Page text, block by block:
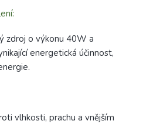
zdroj o výkonu 40W a
energetická účinnost,
vlhkosti, prachu a vnějším